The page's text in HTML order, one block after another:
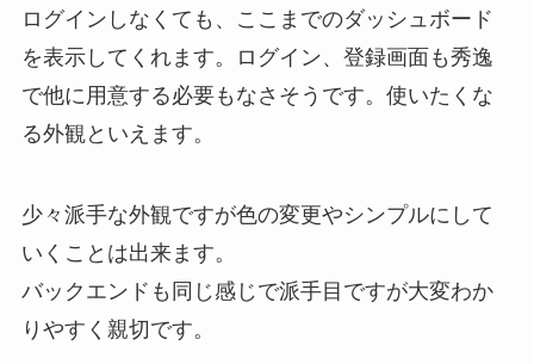
ログインしなくても、ここまでのダッシュボード
を表示してくれます。ログイン、登録画面も秀逸
で他に用意する必要もなさそうです。使いたくな
る外観といえます。
少々派手な外観ですが色の変更やシンプルにして
いくことは出来ます。
バックエンドも同じ感じで派手目ですが大変わか
りやすく親切です。